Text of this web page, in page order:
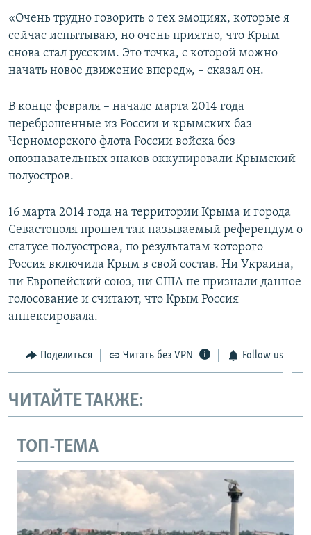
«Очень трудно говорить о тех эмоциях, которые я
сейчас испытываю, но очень приятно, что Крым
снова стал русским. Это точка, с которой можно
начать новое движение вперед», – сказал он.
В конце февраля – начале марта 2014 года
переброшенные из России и крымских баз
Черноморского флота России войска без
опознавательных знаков оккупировали Крымский
полуостров.
16 марта 2014 года на территории Крыма и города
Севастополя прошел так называемый референдум о
статусе полуострова, по результатам которого
Россия включила Крым в свой состав. Ни Украина,
ни Европейский союз, ни США не признали данное
голосование и считают, что Крым Россия
аннексировала.
Поделиться Читать без VPN Follow us
ЧИТАЙТЕ ТАКЖЕ:
ТОП-ТЕМА